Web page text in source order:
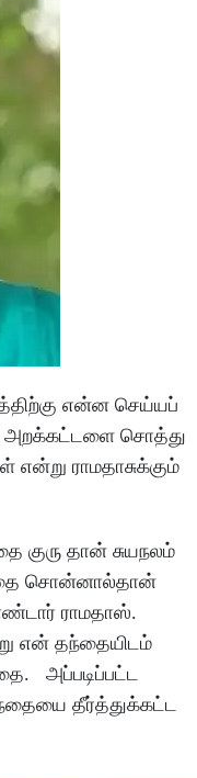
என்ன செய்யப்
அறக்கட்டளை சொத்து
ராமதாசுக்கும்
குரு தான் சுயநலம்
சொன்னால்தான்
ராமதாஸ்.
என் தந்தையிடம்
அப்படிப்பட்ட
தீர்த்துக்கட்ட